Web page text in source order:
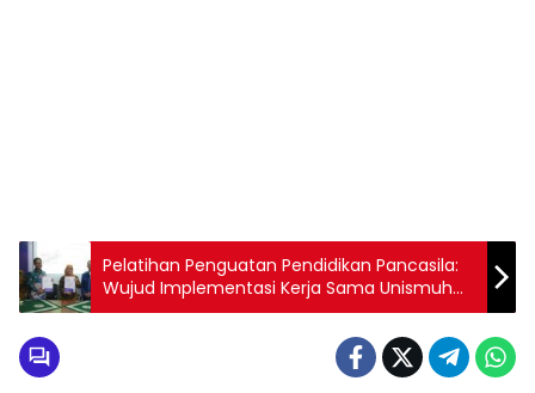
Pelatihan Penguatan Pendidikan Pancasila:
Wujud Implementasi Kerja Sama Unismuh
Makassar dan UMS